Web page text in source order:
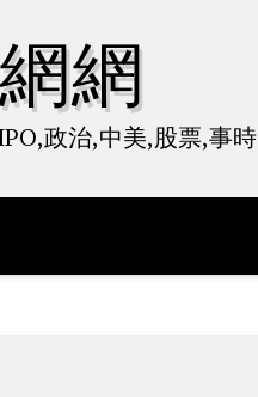
網網
政治,中美,股票,事時